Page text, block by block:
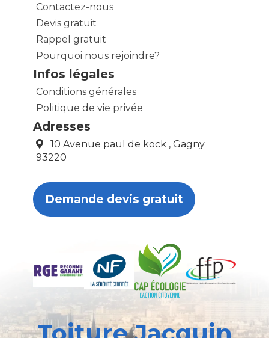
Contactez-nous
Devis gratuit
Rappel gratuit
Pourquoi nous rejoindre?
Infos légales
Conditions générales
Politique de vie privée
Adresses
10 Avenue paul de kock , Gagny
93220
Demande devis gratuit